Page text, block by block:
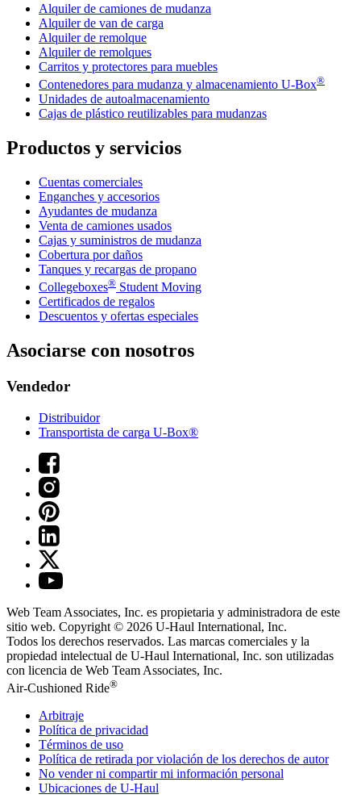
Alquiler de camiones de mudanza
Alquiler de van de carga
Alquiler de remolque
Alquiler de remolques
Carritos y protectores para muebles
Contenedores para mudanza y almacenamiento U-Box®
Unidades de autoalmacenamiento
Cajas de plástico reutilizables para mudanzas
Productos y servicios
Cuentas comerciales
Enganches y accesorios
Ayudantes de mudanza
Venta de camiones usados
Cajas y suministros de mudanza
Cobertura por daños
Tanques y recargas de propano
Collegeboxes® Student Moving
Certificados de regalos
Descuentos y ofertas especiales
Asociarse con nosotros
Vendedor
Distribuidor
Transportista de carga U-Box®
Web Team Associates, Inc. es propietaria y administradora de este
sitio web. Copyright © 2026 U-Haul International, Inc.
Todos los derechos reservados. Las marcas comerciales y la
propiedad intelectual de U-Haul International, Inc. son utilizadas
con licencia de Web Team Associates, Inc.
Air-Cushioned Ride®
Arbitraje
Política de privacidad
Términos de uso
Política de retirada por violación de los derechos de autor
No vender ni compartir mi información personal
Ubicaciones de U-Haul